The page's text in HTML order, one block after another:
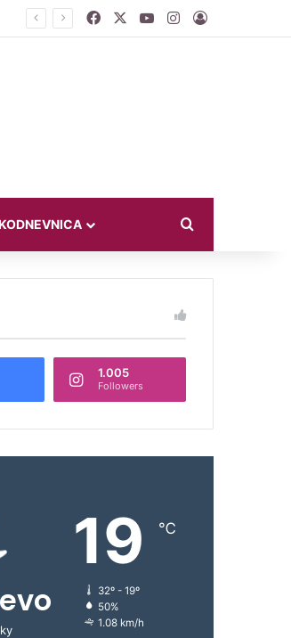
FacebookYouTubeInstagram
Log In
1.005
Followers
19 ℃
32º - 19º
50%
1.08 km/h